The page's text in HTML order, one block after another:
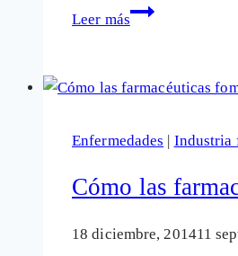
Leer más
TDAH:
campaña
marketing
la
historia
para
Enfermedades | Industria
Cómo las
18 diciembre, 201411